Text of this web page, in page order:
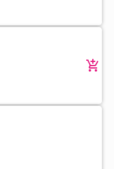
add_shopping_cart